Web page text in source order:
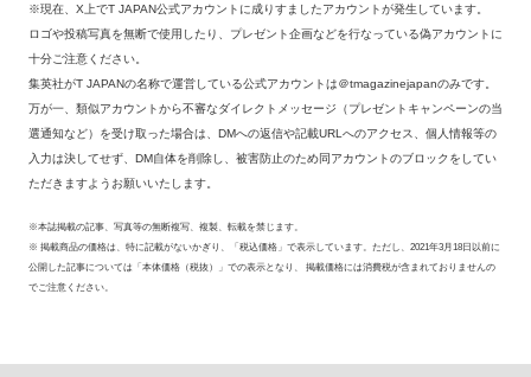
※現在、X上でT JAPAN公式アカウントに成りすましたアカウントが発生しています。
ロゴや投稿写真を無断で使用したり、プレゼント企画などを行なっている偽アカウントに
十分ご注意ください。
集英社がT JAPANの名称で運営している公式アカウントは＠tmagazinejapanのみです。
万が一、類似アカウントから不審なダイレクトメッセージ（プレゼントキャンペーンの当
選通知など）を受け取った場合は、DMへの返信や記載URLへのアクセス、個人情報等の
入力は決してせず、DM自体を削除し、被害防止のため同アカウントのブロックをしてい
ただきますようお願いいたします。
※本誌掲載の記事、写真等の無断複写、複製、転載を禁じます。
※ 掲載商品の価格は、特に記載がないかぎり、「税込価格」で表示しています。ただし、2021年3月18日以前に
公開した記事については「本体価格（税抜）」での表示となり、 掲載価格には消費税が含まれておりませんの
でご注意ください。